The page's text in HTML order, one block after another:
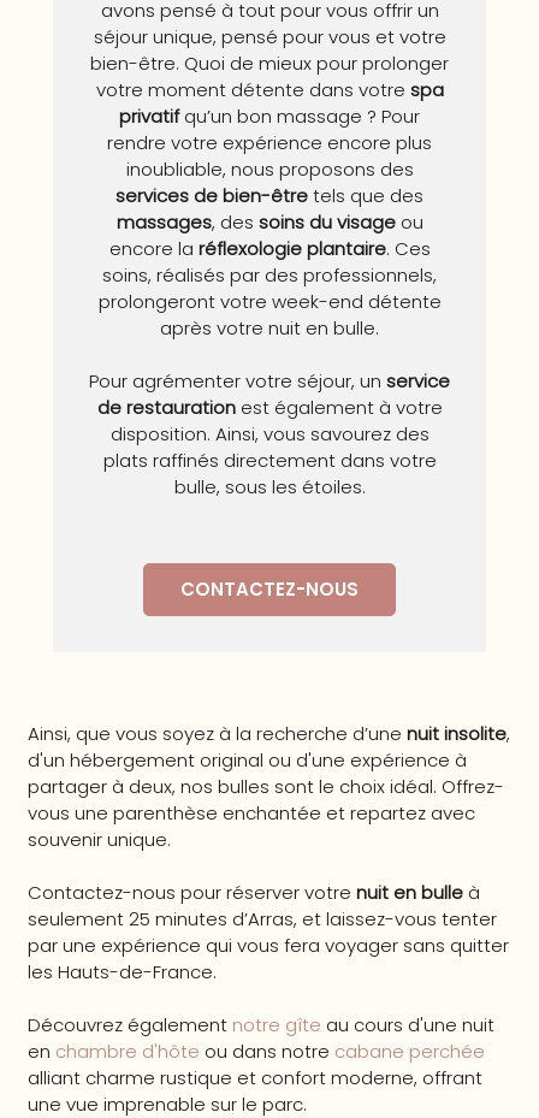
avons pensé à tout pour vous offrir un
séjour unique, pensé pour vous et votre
bien-être. Quoi de mieux pour prolonger
votre moment détente dans votre spa
privatifqu’un bon massage ? Pour
rendre votre expérience encore plus
inoubliable, nous proposons des
services de bien-êtretels que des
massages, des soins du visageou
encore la réflexologie plantaire. Ces
soins, réalisés par des professionnels,
prolongeront votre week-end détente
après votre nuit en bulle.
Pour agrémenter votre séjour, un service
de restauration est également à votre
disposition. Ainsi, vous savourez des
plats raffinés directement dans votre
bulle, sous les étoiles.
CONTACTEZ-NOUS
Ainsi, que vous soyez à la recherche d’une nuit insolite,
d'un hébergement original ou d'une expérience à
partager à deux, nos bulles sont le choix idéal. Offrez-
vous une parenthèse enchantée et repartez avec
souvenir unique.
Contactez-nous pour réserver votre nuit en bulleà
seulement 25 minutes d’Arras, et laissez-vous tenter
par une expérience qui vous fera voyager sans quitter
les Hauts-de-France.
Découvrez également notre gîte au cours d'une nuit
en chambre d'hôte ou dans notre cabane perchée
alliant charme rustique et confort moderne, offrant
une vue imprenable sur le parc.